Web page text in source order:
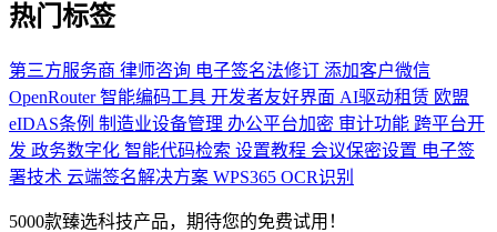
热门标签
第三方服务商 律师咨询 电子签名法修订 添加客户微信
OpenRouter智能编码工具 开发者友好界面 AI驱动租赁 欧盟
eIDAS条例 制造业设备管理 办公平台加密 审计功能 跨平台开
发 政务数字化 智能代码检索 设置教程 会议保密设置 电子签
署技术 云端签名解决方案 WPS365 OCR识别
5000款臻选科技产品，期待您的免费试用！